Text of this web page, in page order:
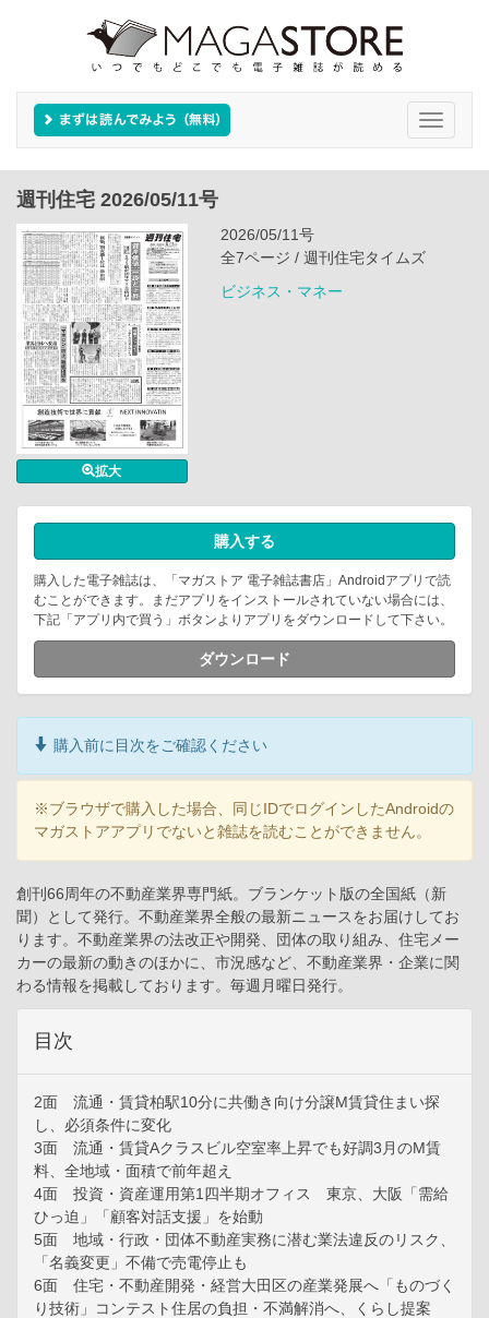
Toggle
週刊住宅 2026/05/11号
拡大
2026/05/11号
全7ページ / 週刊住宅タイムズ
ビジネス・マネー
購入する
購入した電子雑誌は、「マガストア 電子雑誌書店」Androidアプリで読
むことができます。まだアプリをインストールされていない場合には、
下記「アプリ内で買う」ボタンよりアプリをダウンロードして下さい。
ダウンロード
購入前に目次をご確認ください
※ブラウザで購入した場合、同じIDでログインしたAndroidの
マガストアアプリでないと雑誌を読むことができません。
創刊66周年の不動産業界専門紙。ブランケット版の全国紙（新
聞）として発行。不動産業界全般の最新ニュースをお届けしてお
ります。不動産業界の法改正や開発、団体の取り組み、住宅メー
カーの最新の動きのほかに、市況感など、不動産業界・企業に関
わる情報を掲載しております。毎週月曜日発行。
目次
2面 流通・賃貸柏駅10分に共働き向け分譲M賃貸住まい探
し、必須条件に変化
3面 流通・賃貸Aクラスビル空室率上昇でも好調3月のM賃
料、全地域・面積で前年超え
4面 投資・資産運用第1四半期オフィス 東京、大阪「需給
ひっ迫」「顧客対話支援」を始動
5面 地域・行政・団体不動産実務に潜む業法違反のリスク、
「名義変更」不備で売電停止も
6面 住宅・不動産開発・経営大田区の産業発展へ「ものづく
り技術」コンテスト住居の負担・不満解消へ、くらし提案